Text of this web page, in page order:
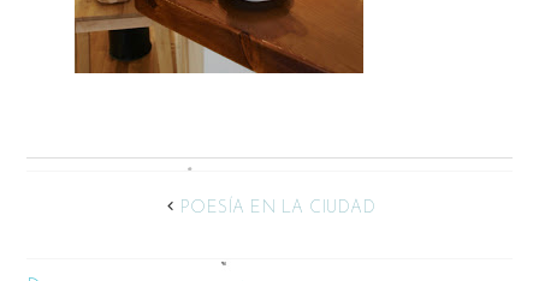
POESÍA EN LA CIUDAD